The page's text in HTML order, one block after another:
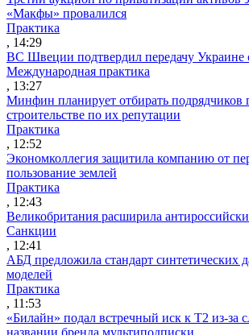
«Макфы» провалился
Практика
, 14:29
ВС Швеции подтвердил передачу Украине
Международная практика
, 13:27
Минфин планирует отбирать подрядчиков
строительстве по их репутации
Практика
, 12:52
Экономколлегия защитила компанию от
пользование землей
Практика
, 12:43
Великобритания расширила
Санкции
, 12:41
АБД предложила стандарт синтетических
моделей
Практика
, 11:53
«Билайн» подал встречный иск к Т2 из-за